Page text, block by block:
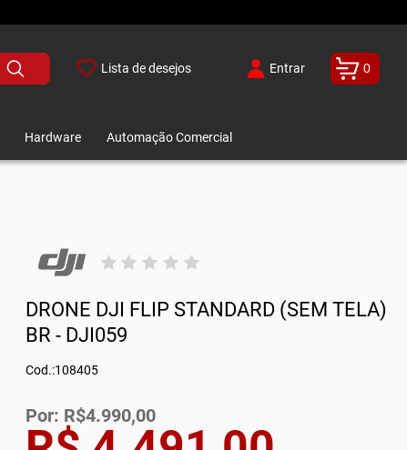
Lista de desejos Entrar 0
Hardware Automação Comercial
DRONE DJI FLIP STANDARD (SEM TELA)
BR - DJI059
Cod.:108405
Por: R$4.990,00